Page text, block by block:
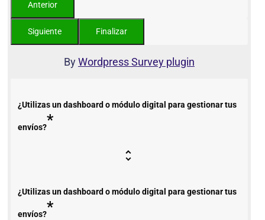
ByWordpress Survey plugin
¿Utilizas un dashboard o módulo digital para gestionar tus
envíos?*
¿Utilizas un dashboard o módulo digital para gestionar tus
envíos?*